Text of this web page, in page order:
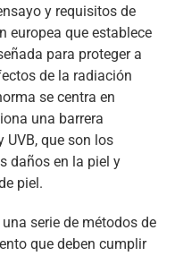
y requisitos de
europea que establece
para proteger a
de la radiación
se centra en
una barrera
UVB, que son los
daños en la piel y
piel.
serie de métodos de
que deben cumplir